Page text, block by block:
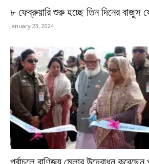
৮ ফেব্রুয়ারি শুরু হচ্ছে তিন দিনের বাজুস
January 23, 2024